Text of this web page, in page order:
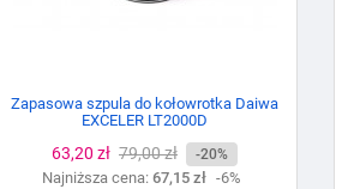
Zapasowa szpula do kołowrotka Daiwa
EXCELER LT2000D
Cena
63,20 zł Cena
podstawowa
79,00 zł -20%
Najniższa cena: 67,15 zł -6%